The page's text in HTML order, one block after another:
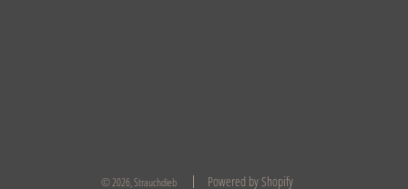
© 2026, Strauchdieb Powered by Shopify